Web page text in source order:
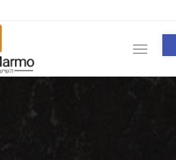
פתח סרגל נגישות